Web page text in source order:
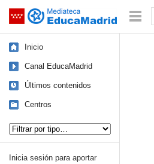
Saltar navegación
Inicio
Canal EducaMadrid
Últimos contenidos
Centros
Inicia sesión para aportar